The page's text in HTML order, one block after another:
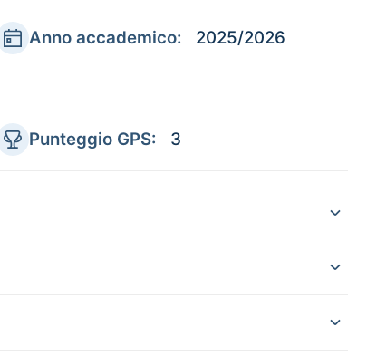
Anno accademico: 2025/2026
Punteggio GPS: 3